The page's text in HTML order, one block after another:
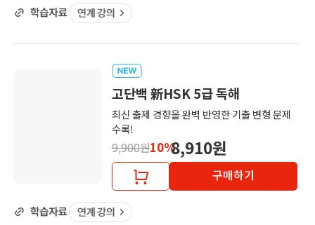
고단백 新HSK 5급 독해
최신 출제 경향을 완벽 반영한 기출 변형 문제
수록!
9,900원10%8,910원
구매하기